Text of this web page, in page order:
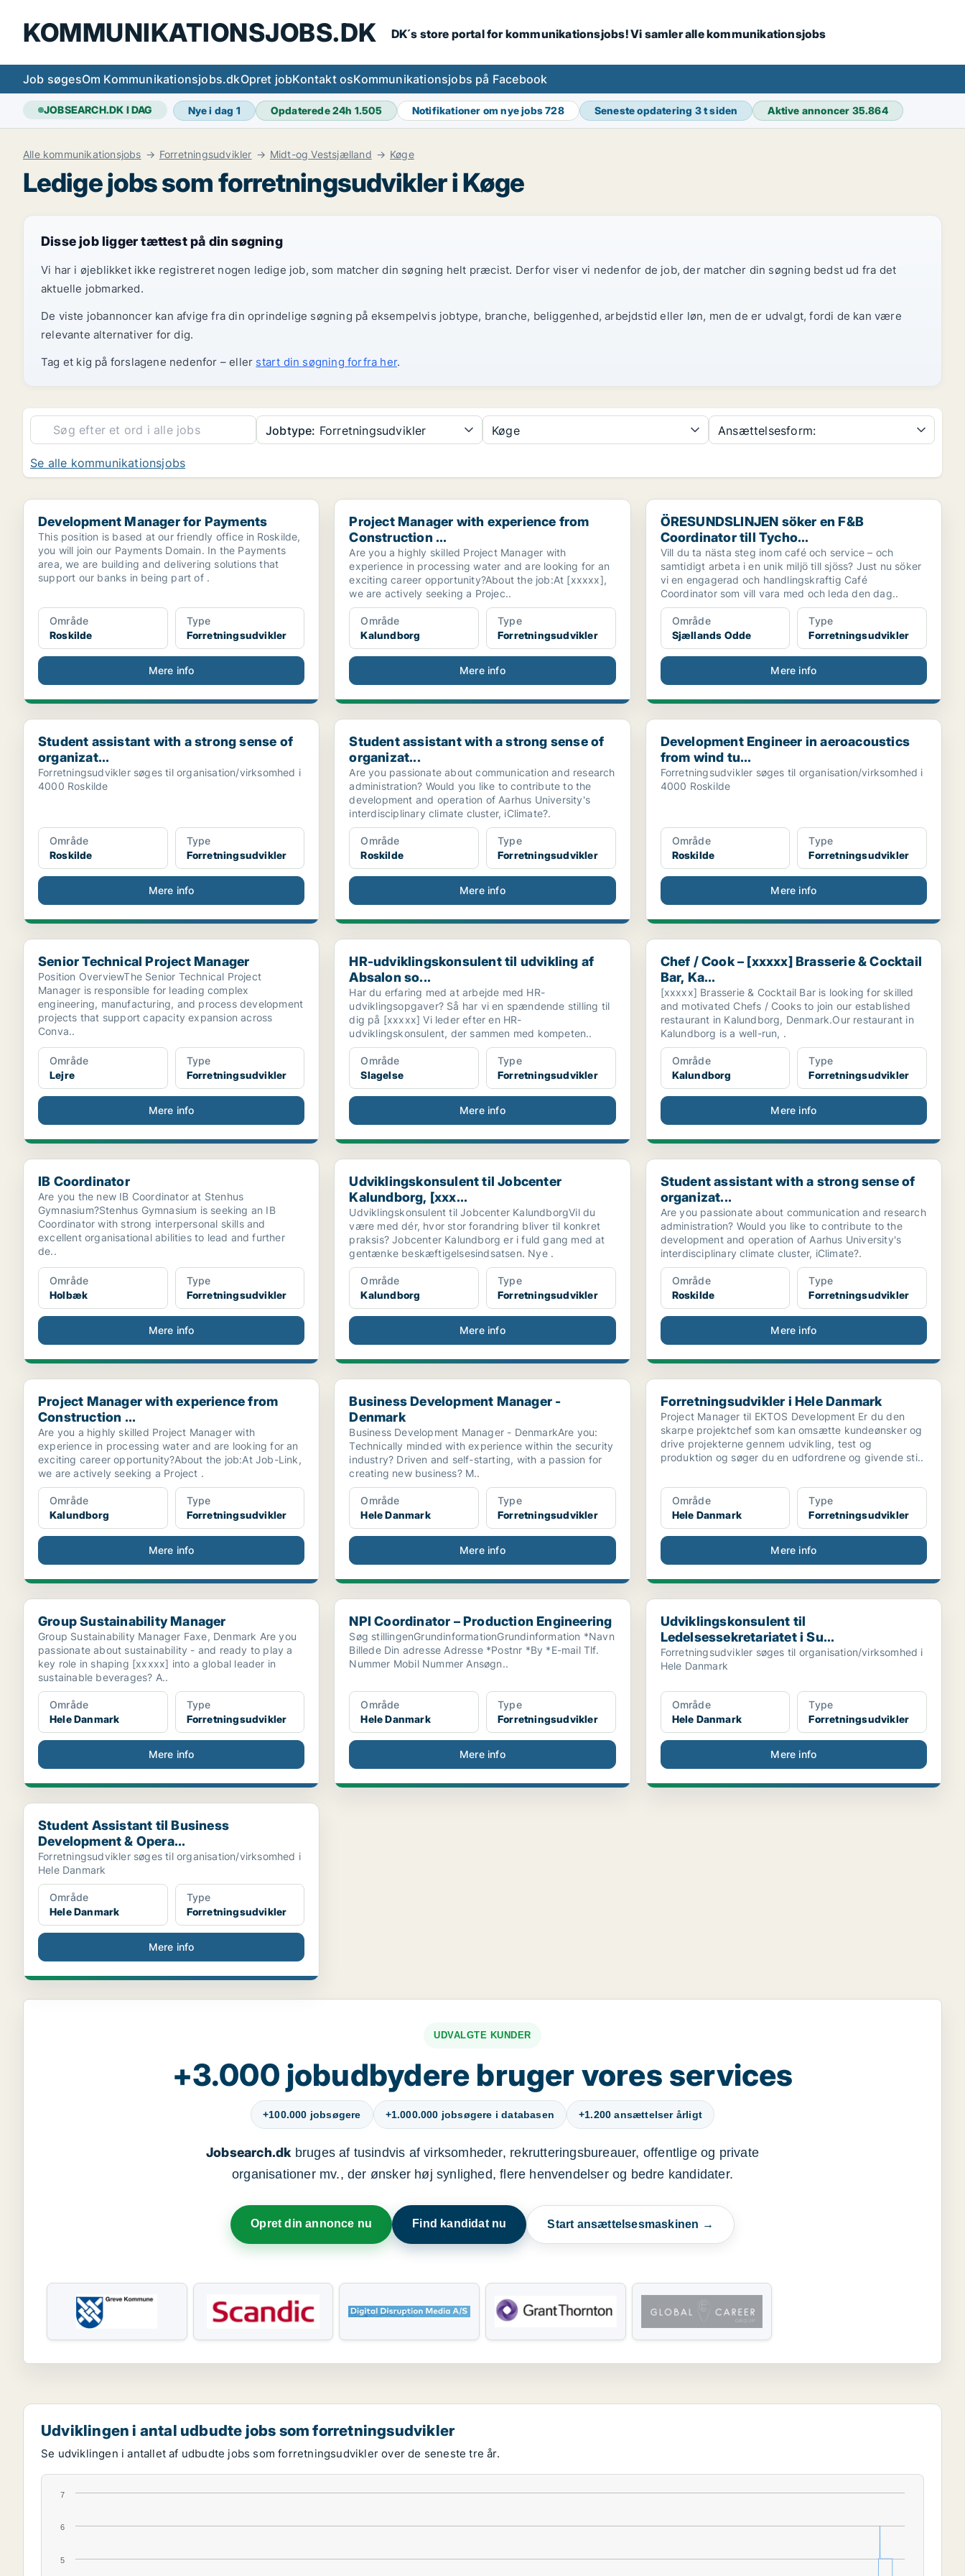
KOMMUNIKATIONSJOBS.DK DK´s store portal for kommunikationsjobs! Vi samler alle kommunikationsjobs
Job søgesOm Kommunikationsjobs.dkOpret jobKontakt osKommunikationsjobs på Facebook
JOBSEARCH.DK I DAG Nye i dag 1 Opdaterede 24h 1.505 Notifikationer om nye jobs728 Seneste opdatering 3 t siden Aktive annoncer 35.864
Alle kommunikationsjobs Forretningsudvikler Midt-og Vestsjælland Køge
Ledige jobs som forretningsudvikler i Køge
Disse job ligger tættest på din søgning
Vi har i øjeblikket ikke registreret nogen ledige job, som matcher din søgning helt præcist. Derfor viser vi nedenfor de job, der matcher din søgning bedst ud fra det
aktuelle jobmarked.
De viste jobannoncer kan afvige fra din oprindelige søgning på eksempelvis jobtype, branche, beliggenhed, arbejdstid eller løn, men de er udvalgt, fordi de kan være
relevante alternativer for dig.
Tag et kig på forslagene nedenfor – eller start din søgning forfra her.
Jobtype: Forretningsudvikler Køge Ansættelsesform:
Se alle kommunikationsjobs
Development Manager for Payments
Development Manager for Payments
This position is based at our friendly office in Roskilde,
you will join our Payments Domain. In the Payments
area, we are building and delivering solutions that
support our banks in being part of .
Område
Roskilde
Type
Forretningsudvikler
Mere info
Project Manager with experience from Construction ...
Project Manager with experience from
Construction ...
Are you a highly skilled Project Manager with
experience in processing water and are looking for an
exciting career opportunity?About the job:At [xxxxx],
we are actively seeking a Projec..
Område
Kalundborg
Type
Forretningsudvikler
Mere info
ÖRESUNDSLINJEN söker en F&B Coordinator till Tycho...
ÖRESUNDSLINJEN söker en F&B
Coordinator till Tycho...
Vill du ta nästa steg inom café och service – och
samtidigt arbeta i en unik miljö till sjöss? Just nu söker
vi en engagerad och handlingskraftig Café
Coordinator som vill vara med och leda den dag..
Område
Sjællands Odde
Type
Forretningsudvikler
Mere info
Student assistant with a strong sense of organizat...
Student assistant with a strong sense of
organizat...
Forretningsudvikler søges til organisation/virksomhed i
4000 Roskilde
Område
Roskilde
Type
Forretningsudvikler
Mere info
Student assistant with a strong sense of organizat...
Student assistant with a strong sense of
organizat...
Are you passionate about communication and research
administration? Would you like to contribute to the
development and operation of Aarhus University's
interdisciplinary climate cluster, iClimate?.
Område
Roskilde
Type
Forretningsudvikler
Mere info
Development Engineer in aeroacoustics from wind tu...
Development Engineer in aeroacoustics
from wind tu...
Forretningsudvikler søges til organisation/virksomhed i
4000 Roskilde
Område
Roskilde
Type
Forretningsudvikler
Mere info
Senior Technical Project Manager
Senior Technical Project Manager
Position OverviewThe Senior Technical Project
Manager is responsible for leading complex
engineering, manufacturing, and process development
projects that support capacity expansion across
Conva..
Område
Lejre
Type
Forretningsudvikler
Mere info
HR-udviklingskonsulent til udvikling af Absalon so...
HR-udviklingskonsulent til udvikling af
Absalon so...
Har du erfaring med at arbejde med HR-
udviklingsopgaver? Så har vi en spændende stilling til
dig på [xxxxx] Vi leder efter en HR-
udviklingskonsulent, der sammen med kompeten..
Område
Slagelse
Type
Forretningsudvikler
Mere info
Chef / Cook – [xxxxx] Brasserie & Cocktail Bar, Ka...
Chef / Cook – [xxxxx] Brasserie & Cocktail
Bar, Ka...
[xxxxx] Brasserie & Cocktail Bar is looking for skilled
and motivated Chefs / Cooks to join our established
restaurant in Kalundborg, Denmark.Our restaurant in
Kalundborg is a well-run, .
Område
Kalundborg
Type
Forretningsudvikler
Mere info
IB Coordinator
IB Coordinator
Are you the new IB Coordinator at Stenhus
Gymnasium?Stenhus Gymnasium is seeking an IB
Coordinator with strong interpersonal skills and
excellent organisational abilities to lead and further
de..
Område
Holbæk
Type
Forretningsudvikler
Mere info
Udviklingskonsulent til Jobcenter Kalundborg, [xxx...
Udviklingskonsulent til Jobcenter
Kalundborg, [xxx...
Udviklingskonsulent til Jobcenter KalundborgVil du
være med dér, hvor stor forandring bliver til konkret
praksis? Jobcenter Kalundborg er i fuld gang med at
gentænke beskæftigelsesindsatsen. Nye .
Område
Kalundborg
Type
Forretningsudvikler
Mere info
Student assistant with a strong sense of organizat...
Student assistant with a strong sense of
organizat...
Are you passionate about communication and research
administration? Would you like to contribute to the
development and operation of Aarhus University's
interdisciplinary climate cluster, iClimate?.
Område
Roskilde
Type
Forretningsudvikler
Mere info
Project Manager with experience from Construction ...
Project Manager with experience from
Construction ...
Are you a highly skilled Project Manager with
experience in processing water and are looking for an
exciting career opportunity?About the job:At Job-Link,
we are actively seeking a Project .
Område
Kalundborg
Type
Forretningsudvikler
Mere info
Business Development Manager - Denmark
Business Development Manager -
Denmark
Business Development Manager - DenmarkAre you:
Technically minded with experience within the security
industry? Driven and self-starting, with a passion for
creating new business? M..
Område
Hele Danmark
Type
Forretningsudvikler
Mere info
Forretningsudvikler i Hele Danmark
Forretningsudvikler i Hele Danmark
Project Manager til EKTOS Development Er du den
skarpe projektchef som kan omsætte kundeønsker og
drive projekterne gennem udvikling, test og
produktion og søger du en udfordrene og givende sti..
Område
Hele Danmark
Type
Forretningsudvikler
Mere info
Group Sustainability Manager
Group Sustainability Manager
Group Sustainability Manager Faxe, Denmark Are you
passionate about sustainability - and ready to play a
key role in shaping [xxxxx] into a global leader in
sustainable beverages? A..
Område
Hele Danmark
Type
Forretningsudvikler
Mere info
NPI Coordinator – Production Engineering
NPI Coordinator – Production Engineering
Søg stillingenGrundinformationGrundinformation *Navn
Billede Din adresse Adresse *Postnr *By *E-mail Tlf.
Nummer Mobil Nummer Ansøgn..
Område
Hele Danmark
Type
Forretningsudvikler
Mere info
Udviklingskonsulent til Ledelsessekretariatet i Su...
Udviklingskonsulent til
Ledelsessekretariatet i Su...
Forretningsudvikler søges til organisation/virksomhed i
Hele Danmark
Område
Hele Danmark
Type
Forretningsudvikler
Mere info
Student Assistant til Business Development & Opera...
Student Assistant til Business
Development & Opera...
Forretningsudvikler søges til organisation/virksomhed i
Hele Danmark
Område
Hele Danmark
Type
Forretningsudvikler
Mere info
UDVALGTE KUNDER
+3.000 jobudbydere bruger vores services
+100.000 jobsøgere +1.000.000 jobsøgere i databasen +1.200 ansættelser årligt
Jobsearch.dkbruges af tusindvis af virksomheder, rekrutteringsbureauer, offentlige og private
organisationer mv., der ønsker høj synlighed, flere henvendelser og bedre kandidater.
Opret din annonce nu Find kandidat nu Start ansættelsesmaskinen →
Udviklingen i antal udbudte jobs som forretningsudvikler
Se udviklingen i antallet af udbudte jobs som forretningsudvikler over de seneste tre år.
5
6
7